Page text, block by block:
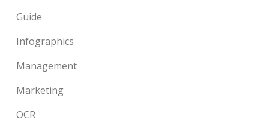
Guide
Infographics
Management
Marketing
OCR